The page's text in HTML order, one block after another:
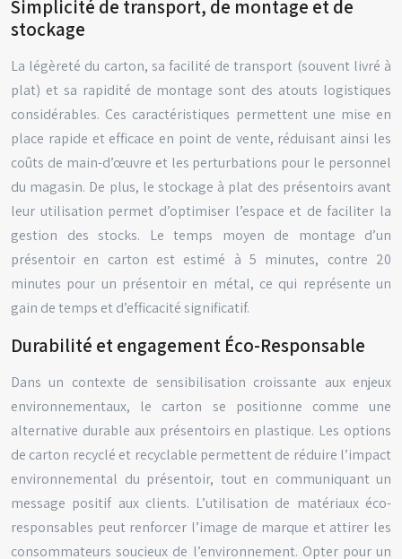
Simplicité de transport, de montage et de
stockage
La légèreté du carton, sa facilité de transport (souvent livré à
plat) et sa rapidité de montage sont des atouts logistiques
considérables. Ces caractéristiques permettent une mise en
place rapide et efficace en point de vente, réduisant ainsi les
coûts de main-d’œuvre et les perturbations pour le personnel
du magasin. De plus, le stockage à plat des présentoirs avant
leur utilisation permet d’optimiser l’espace et de faciliter la
gestion des stocks. Le temps moyen de montage d’un
présentoir en carton est estimé à 5 minutes, contre 20
minutes pour un présentoir en métal, ce qui représente un
gain de temps et d’efficacité significatif.
Durabilité et engagement Éco-Responsable
Dans un contexte de sensibilisation croissante aux enjeux
environnementaux, le carton se positionne comme une
alternative durable aux présentoirs en plastique. Les options
de carton recyclé et recyclable permettent de réduire l’impact
environnemental du présentoir, tout en communiquant un
message positif aux clients. L’utilisation de matériaux éco-
responsables peut renforcer l’image de marque et attirer les
consommateurs soucieux de l’environnement. Opter pour un